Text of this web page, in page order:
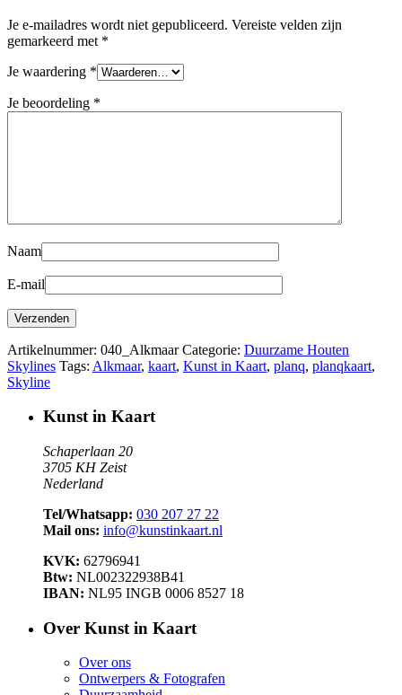
Je e-mailadres wordt niet gepubliceerd. Vereiste velden zijn
gemarkeerd met *
Je waardering *
Je beoordeling *
Naam
E-mail
Artikelnummer: 040_Alkmaar Categorie: Duurzame Houten
Skylines Tags: Alkmaar, kaart, Kunst in Kaart, planq, planqkaart,
Skyline
Kunst in Kaart
Schaperlaan 20
3705 KH Zeist
Nederland
Tel/Whatsapp: 030 207 27 22
Mail ons: info@kunstinkaart.nl
KVK: 62796941
Btw: NL002322938B41
IBAN: NL95 INGB 0006 8527 18
Over Kunst in Kaart
Over ons
Ontwerpers & Fotografen